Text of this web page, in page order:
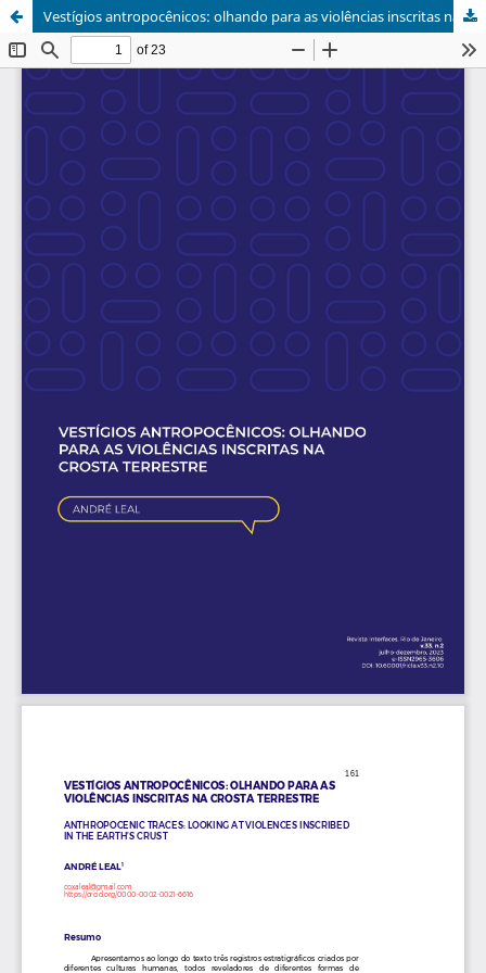
Vestígios antropocênicos: olhando para as violências inscritas na crosta terreste